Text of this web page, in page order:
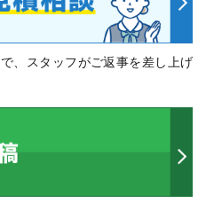
、スタッフがご返事を差し上げ